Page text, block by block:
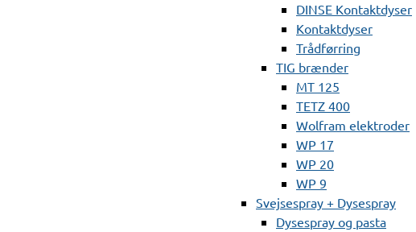
DINSE Kontaktdyser
Kontaktdyser
Trådførring
TIG brænder
MT 125
TETZ 400
Wolfram elektroder
WP 17
WP 20
WP 9
Svejsespray + Dysespray
Dysespray og pasta